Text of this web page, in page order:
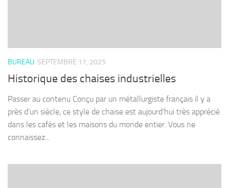
BUREAU SEPTEMBRE 17, 2025
Historique des chaises industrielles
Passer au contenu Conçu par un métallurgiste français il y a
près d’un siècle, ce style de chaise est aujourd’hui très apprécié
dans les cafés et les maisons du monde entier. Vous ne
connaissez...